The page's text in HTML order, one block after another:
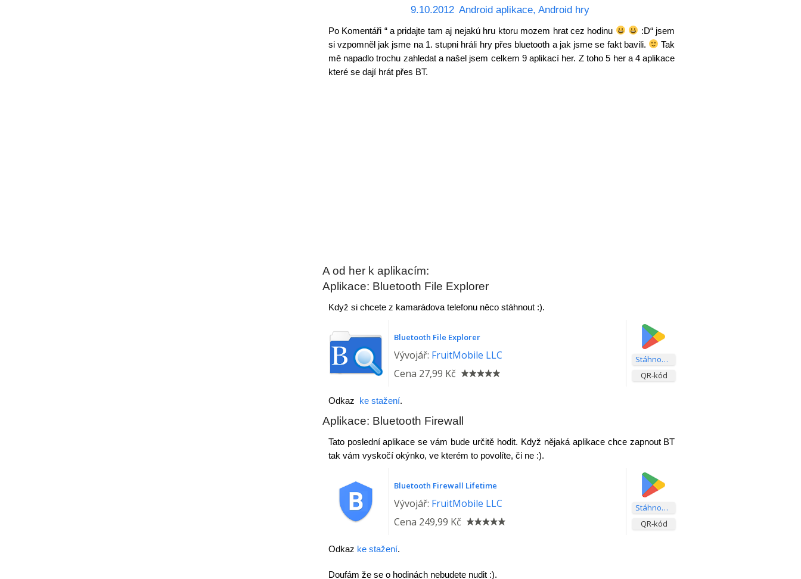
9.10.2012 Android aplikace,Android hry
Po Komentáři “ a pridajte tam aj nejakú hru ktoru mozem hrat cez hodinu
:D“ jsem
si vzpomněl jak jsme na 1. stupni hráli hry přes bluetooth a jak jsme se fakt bavili.
Tak
mě napadlo trochu zahledat a našel jsem celkem 9 aplikací her. Z toho 5 her a 4 aplikace
které se dají hrát přes BT.
A od her k aplikacím:
Aplikace: Bluetooth File Explorer
Když si chcete z kamarádova telefonu něco stáhnout :).
Stáhnout aplikaci
QR-kód
Bluetooth File Explorer
Vývojář: FruitMobile LLC
Cena 27,99 Kč
Odkaz ke stažení.
Aplikace: Bluetooth Firewall
Tato poslední aplikace se vám bude určitě hodit. Když nějaká aplikace chce zapnout BT
tak vám vyskočí okýnko, ve kterém to povolíte, či ne :).
Stáhnout aplikaci
QR-kód
Bluetooth Firewall Lifetime
Vývojář: FruitMobile LLC
Cena 249,99 Kč
Odkaz ke stažení.
Doufám že se o hodinách nebudete nudit :).